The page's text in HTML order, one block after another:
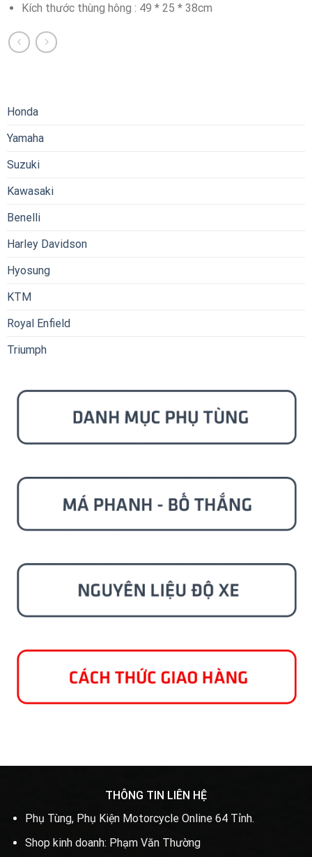
Kích thước thùng hông : 49 * 25 * 38cm
Honda
Yamaha
Suzuki
Kawasaki
Benelli
Harley Davidson
Hyosung
KTM
Royal Enfield
Triumph
THÔNG TIN LIÊN HỆ
Phụ Tùng, Phụ Kiện Motorcycle Online 64 Tỉnh.
Shop kinh doanh: Phạm Văn Thường